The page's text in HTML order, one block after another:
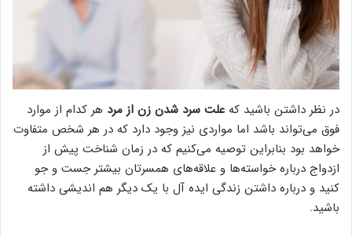
در نظر داشتن باشید که علت سرد شدن زن از مرد هر کدام از موارد
فوق می‌تواند باشد اما مواردی نیز وجود دارد که در هر شخص متفاوت
خواهد بود بنابراین توصیه می‌کنیم که در زمان شناخت پیش از
ازدواج درباره خواسته‌ها و علاقه‌های همسرتان بیشتر جست و جو
کنید و درباره داشتن زندگی ایده آل با یک دیگر هم اندیشی داشته
باشید.